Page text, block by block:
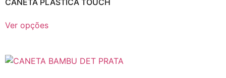
Ver opções